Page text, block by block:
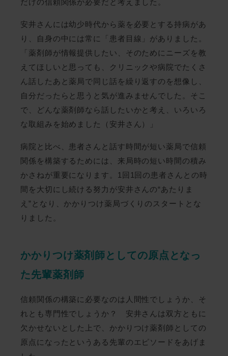
安井さんには幼少時代から薬を必要とする持病があ
り、自身の中には常に「患者目線」がありました。
「薬剤師が情報提供したい、そのためにニーズを教
えてほしいと思っても、クリニックや病院でたくさ
ん話したあと薬局で同じ話を繰り返すのを想像し、
自分だったらと思うと気が進みませんでした。そこ
で、どんな薬剤師なら話したいかと考え、いろいろ
な取組みを始めました（安井さん）」
病院と比べ、患者さんと話す時間が短い薬局で信頼
関係を構築するためには、来局時の短い時間の積み
かさねが重要になります。1回1回の患者さんとの時
間を大切にし続ける努力が安井さんの“あたりま
え”となり、かかりつけ薬局づくりのスタートとな
りました。
かかりつけ薬剤師としての原点となっ
た先輩薬剤師
信頼関係の構築に必要なのは人間性でしょうか、そ
れとも専門性でしょうか？ 安井さんは双方ともに
欠かせないとした上で、かかりつけ薬剤師としての
原点になったというある先輩のエピソードをあげま